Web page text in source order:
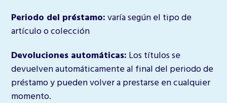
Periodo del préstamo:varía según el tipo de
artículo o colección
Devoluciones automáticas: Los títulos se
devuelven automáticamente al final del periodo de
préstamo y pueden volver a prestarse en cualquier
momento.